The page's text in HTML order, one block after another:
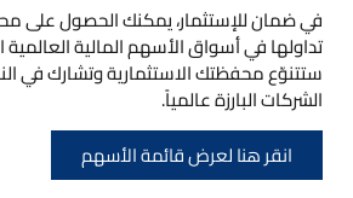
في ضمان للإستثمار، يمكنك الحصول على
تداولها في أسواق الأسهم المالية العالمية
ستتنوّع محفظتك الاستثمارية وتشارك في
الشركات البارزة عالمياً.
انقر هنا لعرض قائمة الأسهم